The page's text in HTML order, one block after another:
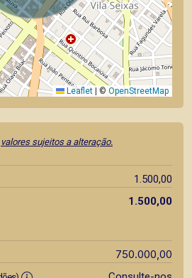
Leaflet © OpenStreetMap
valores sujeitos a alteração.
1.500,00
1.500,00
750.000,00